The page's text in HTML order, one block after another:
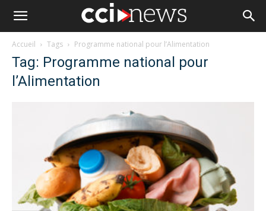
Accueil Tags Programme national pour l’Alimentation
Tag: Programme national pour
l’Alimentation